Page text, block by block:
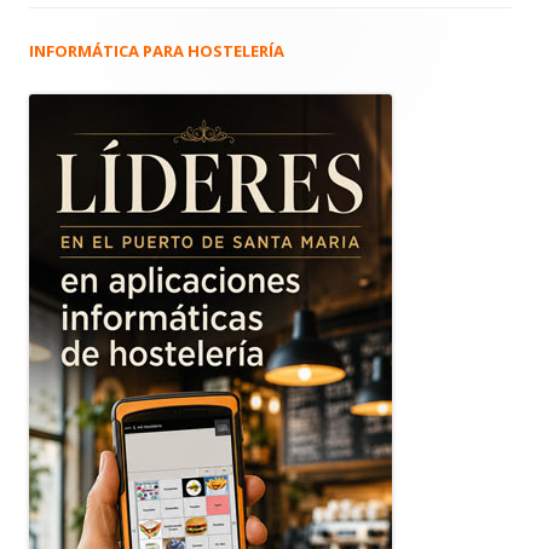
Barra
principal
INFORMÁTICA PARA HOSTELERÍA